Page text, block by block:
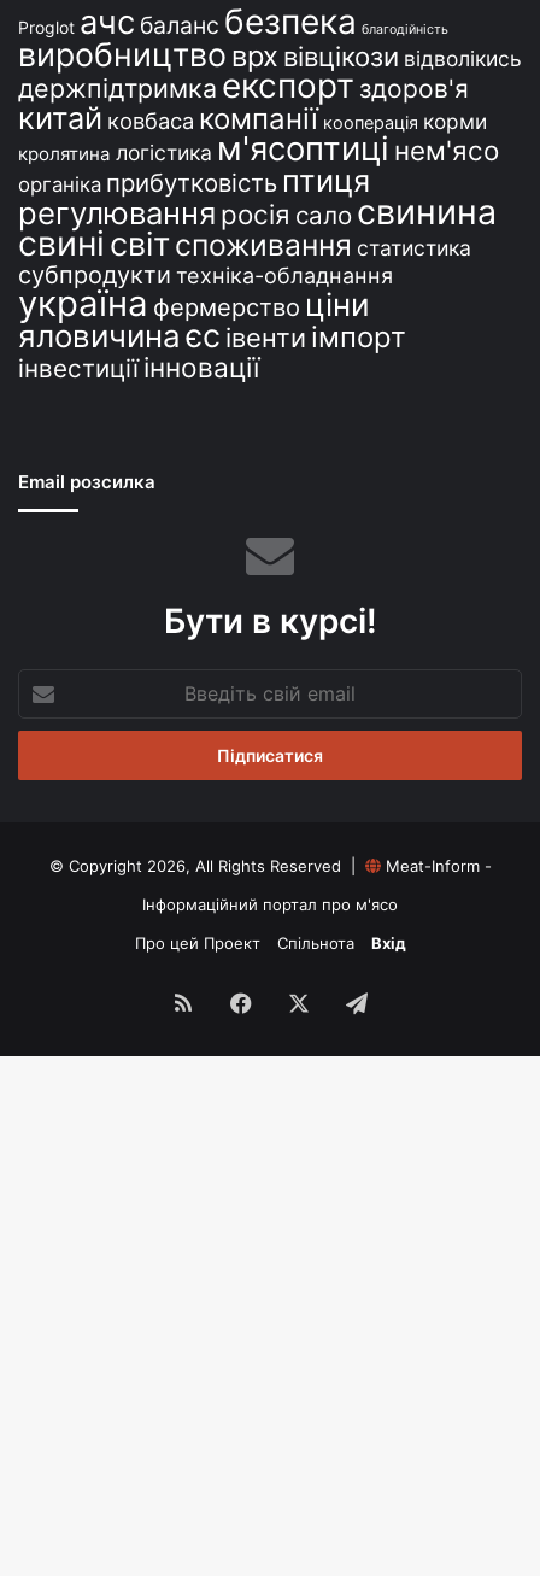
Proglot ачс баланс безпека благодійність
виробництво врх вівцікози відволікись
держпідтримка експорт здоров'я
китай ковбаса компанії кооперація корми
кролятина логістика м'ясоптиці нем'ясо
органіка прибутковість птиця
регулювання росія сало свинина
свині світспоживання статистика
субпродукти техніка-обладнання
україна фермерство ціни
яловичинаєс івенти імпорт
інвестиції інновації
Email розсилка
Бути в курсі!
свій
email
© Copyright 2026, All Rights Reserved |
Meat-Inform -
Інформаційний портал про м'ясо
Про цей Проект
Спільнота Вхід
RSS Facebook